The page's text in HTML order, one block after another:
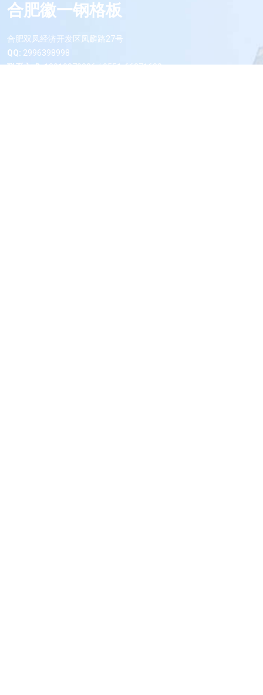
合肥徽一钢格板
合肥双凤经济开发区凤麟路27号
QQ: 2996398998
联系方式:18010870886 / 0551-66371680